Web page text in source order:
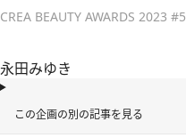
CREA BEAUTY AWARDS 2023 #5
永田みゆき
この企画の別の記事を見る